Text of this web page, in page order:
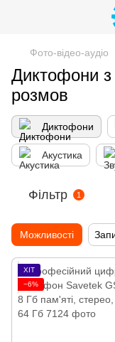
Фото-відео-аудіо
Диктофони
розмов
Диктофони
Акустика
Фільтр 1
Можливості
ХІТ
−6%